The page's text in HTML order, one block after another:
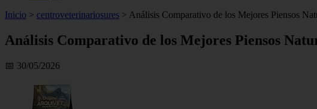
Inicio > centroveterinariosures > Análisis Comparativo de los Mejores Piensos
Análisis Comparativo de los Mejores Piensos
📅 30/05/2026